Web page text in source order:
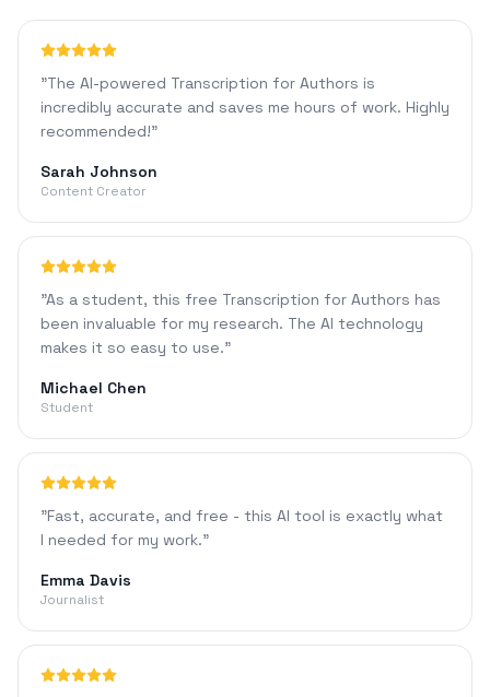
"The AI-powered Transcription for Authors is
incredibly accurate and saves me hours of work. Highly
recommended!"
Sarah Johnson
Content Creator
"As a student, this free Transcription for Authors has
been invaluable for my research. The AI technology
makes it so easy to use."
Michael Chen
Student
"Fast, accurate, and free - this AI tool is exactly what
I needed for my work."
Emma Davis
Journalist